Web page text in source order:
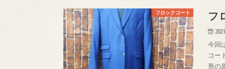
フロックコート フ
今回
コー
形の